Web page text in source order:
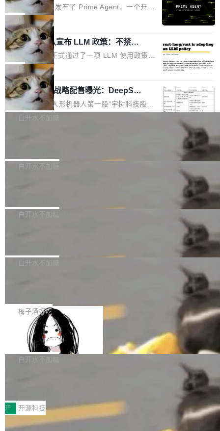
r Day）将在杭州启航。活动面向智能硬件产业
链企业和开发者，邀请行业专家与资深技术顾
问，围绕开源鸿蒙技术能力、设备适配、芯片适
配、功耗与稳定性调优、兼容性测评及统一互联
等内容展开系统讲解和实战交流，帮助企业进一
步了解开源鸿蒙在智能...
opilot coding agent 全部受影响。从检测到完全
恢复，大约 12 小时。 这是 2026 年 8 月的第六
起事故，其中四起与 AI/Copilot 服务相关。 Git
Hub 员工 kdaigle 在 HN 讨论中贴出了一组数
据：2025 年全年 10 亿次 commit。现在，每周
2.75 亿次，全年预计 140 亿次。GitHub...
进的编程 Agent，ARC-AGI 3 超越人类
专家基线
Prime Intellect 发布了 Prime Agent，一个开源
的编程 Agent Harness，核心设计围绕两个抽
象：Recursive Language Model（RLM）和 C
ontinual Harness。在 ARC-AGI 3 基准测试
上，Prime Agent + Opus 5 的组合达到了 95.
5% RHAE Best@1，超过了 ARC 报告的人类专
家基线 95.4%。 不是又一个 coding agent 包装
器 Prime Agent 的架构和市面上大多数 coding
agent 有本质区别。大多数 agent harness 的设
计是基于早期模型的能力—...
局
Rust 项目团队宣布 LLM 政策：不禁
止，但你要承认哪些代码不是你写的
Rust 语言项目正式通过了一项 LLM 使用政策，
覆盖 rust-lang/rust 单一仓库的代码贡献。这不
是项目级别的官方立场，目前由五个团队采纳，
但它可能是主流开源项目中关于 AI 辅助贡献最
细致的一份规则。 政策的核心只有一句话：LLM
可以用来分析、提炼、审阅、建议，但不能用来
不得生成涉及安全性的关键变更，除非作者本身
局
宇树科技 IPO 战略配售曝光：DeepSe
ek 获配 93.3 万股，锁定 36 个月
8月6日晚间，“人形机器人第一股”宇树科技股份
有限公司披露IPO发行价格及战略配售结果，杭
36个月。 公告显示，本次宇树科技战略配售对
员工参与设立的专项资产管理计划。其中，Dee
获配9...
白开水不加糖
Bug fixes and enhancements 修复多次传递同
一个回归问题，该问题导致拉取镜像时会拒绝包
题，该问题可能导致在旧版 Linux 内核...
白开水不加糖
e 孵化器项目管理委员会（IPMC）投票中获得
P）！这一里程碑不仅标志着 Fluss 迈入新的发
白开水不加糖
长期停止内容更新，未能实现其作为“AI版维基百
提交的编辑请求也长期处于待处理状态。 Groki
pedia 于去年底上线，定位为由人工智能生成内
容的百科平台，被马斯克视为传统众包百科网站
维基百科的替代方案。Lawfare 调查发现，无论
热门页面还是低关注度页面，均未出现近期更
白开水不加糖
是这样的：配 MessageSource 的 Bean、写 R
eloadableResourceBundleMessageSource、
声明 LocaleResolver、注册 LocaleChangeInt
erceptor…五六步之后才能看到第一行翻译文
本。 Solon 换了个方式。整个 i18n 模块围绕三
梅子酒好吃
Apache Doris 4.1 全面增强 Iceberg：
支持 UPDATE、MERGE INTO 与 Iceb
erg V3
Apache Doris 4.1 要补齐的，正是缺失的那一
半。在已有查询能力的基础上，Doris 进一步支
常维护操作，并完整支持 Iceberg V3 格式。
白开水不加糖
村国家自主创新示范区会议中心开幕。本届大会
由中关村智联软件服务业质量创新联盟主办，以
开 开源科技